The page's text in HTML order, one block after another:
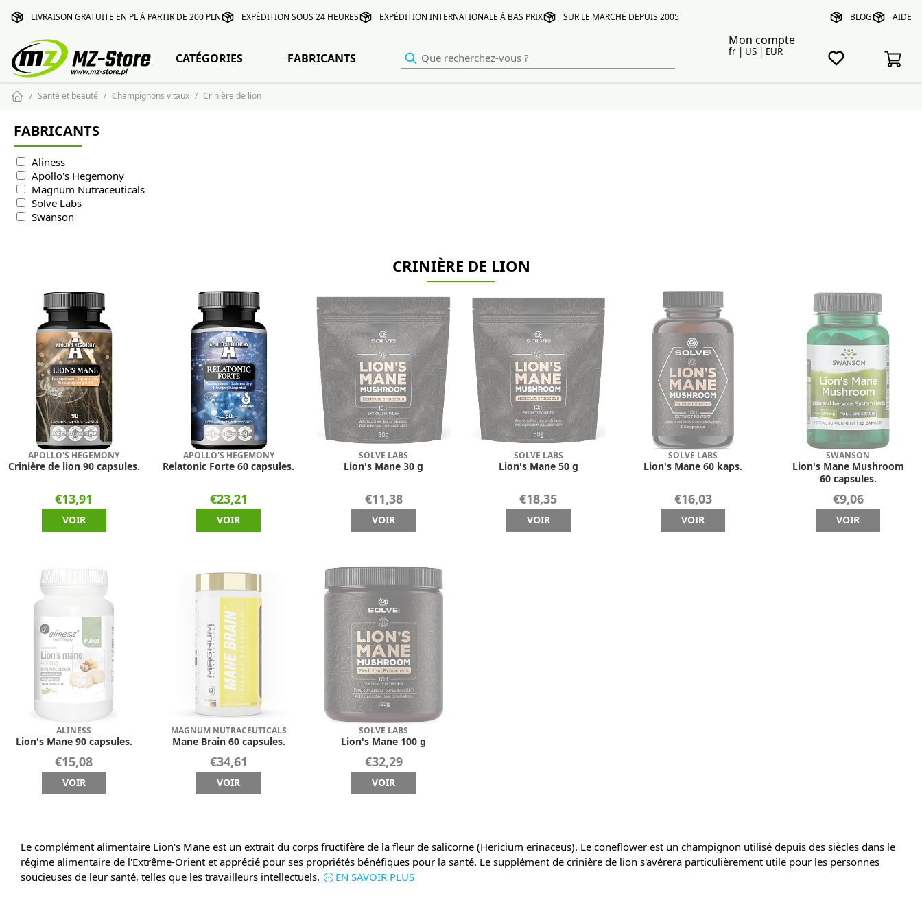
LIVRAISON GRATUITE EN PL À PARTIR DE 200 PLN EXPÉDITION SOUS 24 HEURES EXPÉDITION INTERNATIONALE À BAS PRIX SUR LE MARCHÉ DEPUIS 2005 BLOG AIDE
Mon compte
fr | US | EUR
CATÉGORIES FABRICANTS
Santé et beauté Champignons vitaux Crinière de lion
FABRICANTS
Aliness
Apollo's Hegemony
Magnum Nutraceuticals
Solve Labs
Swanson
CRINIÈRE DE LION
APOLLO'S HEGEMONY
Crinière de lion 90 capsules.
€13,91
VOIR
APOLLO'S HEGEMONY
Relatonic Forte 60 capsules.
€23,21
VOIR
SOLVE LABS
Lion's Mane 30 g
€11,38
VOIR
SOLVE LABS
Lion's Mane 50 g
€18,35
VOIR
SOLVE LABS
Lion's Mane 60 kaps.
€16,03
VOIR
SWANSON
Lion's Mane Mushroom
60 capsules.
€9,06
VOIR
ALINESS
Lion's Mane 90 capsules.
€15,08
VOIR
MAGNUM NUTRACEUTICALS
Mane Brain 60 capsules.
€34,61
VOIR
SOLVE LABS
Lion's Mane 100 g
€32,29
VOIR
Le complément alimentaire Lion's Mane est un extrait du corps fructifère de la fleur de salicorne (Hericium erinaceus). Le coneflower est un champignon utilisé depuis des siècles dans le
régime alimentaire de l'Extrême-Orient et apprécié pour ses propriétés bénéfiques pour la santé. Le supplément de crinière de lion s'avérera particulièrement utile pour les personnes
soucieuses de leur santé, telles que les travailleurs intellectuels.
EN SAVOIR PLUS